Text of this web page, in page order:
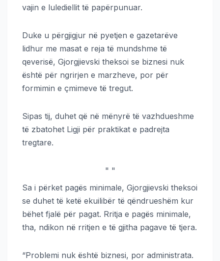
vajin e lulediellit të papërpunuar.
Duke u përgjigjur në pyetjen e gazetarëve
lidhur me masat e reja të mundshme të
qeverisë, Gjorgjievski theksoi se biznesi nuk
është për ngrirjen e marzheve, por për
formimin e çmimeve të tregut.
Sipas tij, duhet që në mënyrë të vazhdueshme
të zbatohet Ligji për praktikat e padrejta
tregtare.
" "
Sa i përket pagës minimale, Gjorgjievski theksoi
se duhet të ketë ekuilibër të qëndrueshëm kur
bëhet fjalë për pagat. Rritja e pagës minimale,
tha, ndikon në rritjen e të gjitha pagave të tjera.
“Problemi nuk është biznesi, por administrata.